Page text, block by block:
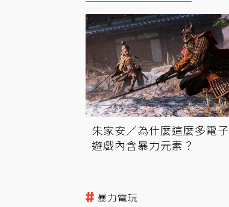
朱家安／為什麼這麼多電子
遊戲內含暴力元素？
暴力電玩